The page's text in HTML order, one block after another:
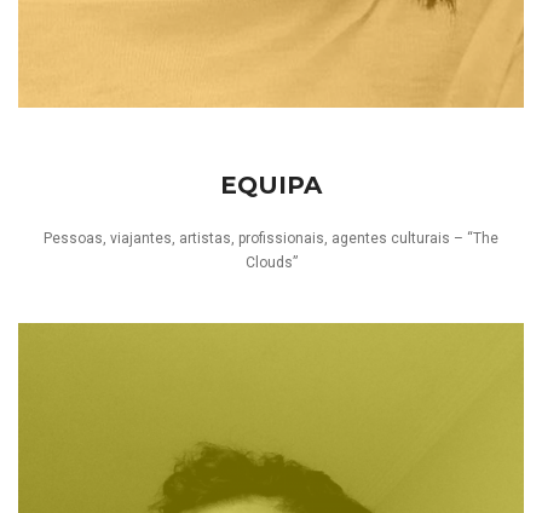
EQUIPA
Pessoas, viajantes, artistas, profissionais, agentes culturais – “The
Clouds”